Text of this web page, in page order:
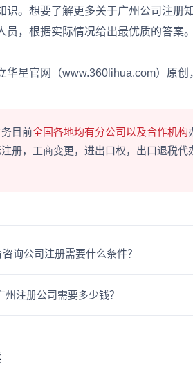
识。想要了解更多关于广州公司注册
员，根据实际情况给出最优质的答案。
星官网（www.360lihua.com）原创
目前全国各地均有分公司以及合作机构
册，工商变更，进出口权，出口退税
州注册公司需要多少钱？
咨询公司注册需要什么条件？